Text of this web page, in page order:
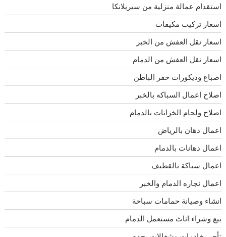
استقدام عمالة منزلية من سيريلانكا
اسعار تركيب مكيفات
اسعار نقل العفش من الخبر
اسعار نقل العفش من الدمام
اصباغ وديكورات حفر الباطن
اصلاح اعمال السباكه بالخبر
اصلاح ولحام الخزانات بالدمام
اعمال دهان بالرياض
اعمال دهانات بالدمام
اعمال سباكة بالقطيف
اعمال نجاره الدمام والخبر
انشاء وصيانة حمامات سباحة
بيع وشراء اثاث مستعمل الدمام